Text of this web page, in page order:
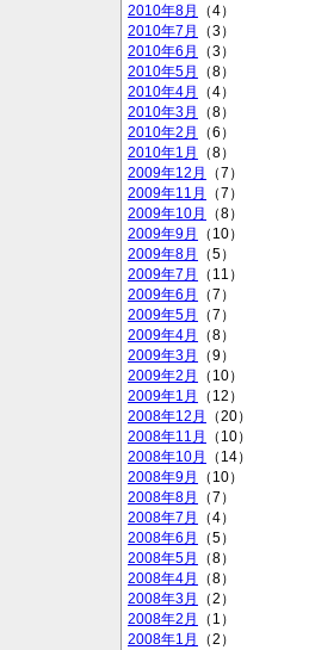
2010年8月
（4）
2010年7月
（3）
2010年6月
（3）
2010年5月
（8）
2010年4月
（4）
2010年3月
（8）
2010年2月
（6）
2010年1月
（8）
2009年12月
（7）
2009年11月
（7）
2009年10月
（8）
2009年9月
（10）
2009年8月
（5）
2009年7月
（11）
2009年6月
（7）
2009年5月
（7）
2009年4月
（8）
2009年3月
（9）
2009年2月
（10）
2009年1月
（12）
2008年12月
（20）
2008年11月
（10）
2008年10月
（14）
2008年9月
（10）
2008年8月
（7）
2008年7月
（4）
2008年6月
（5）
2008年5月
（8）
2008年4月
（8）
2008年3月
（2）
2008年2月
（1）
2008年1月
（2）